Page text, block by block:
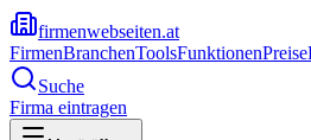
firmenwebseiten.at
FirmenBranchenToolsFunktionenPreise
Suche
Firma eintragen